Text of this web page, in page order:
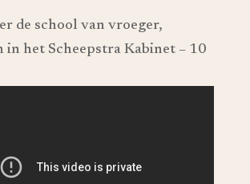
de school van vroeger,
in het Scheepstra Kabinet – 10